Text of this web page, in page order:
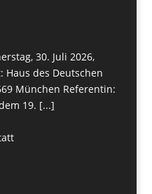
30. Juli 2026,
Haus des Deutschen
München Referentin:
19. [...]